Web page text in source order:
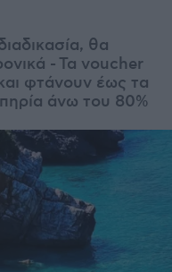
θα
- Τα voucher
φτάνουν έως τα
άνω του 80%